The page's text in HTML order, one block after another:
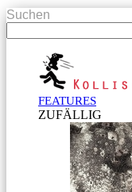
Suchen
FEATURES
ZUFÄLLIG